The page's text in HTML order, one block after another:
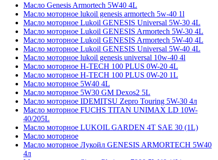
Масло Genesis Armortech 5W40 4L
Масло моторное lukoil genesis armortech 5w-40 1l
Масло моторное Lukoil GENESIS Universal 5W-30 4L
Масло моторное Lukoil GENESIS Armortech 5W-30 4L
Масло моторное Lukoil GENESIS Armortech 5W-40 4L
Масло моторное Lukoil GENESIS Universal 5W-40 4L
Масло моторное lukoil genesis universal 10w-40 4l
Масло моторное H-TECH 100 PLUS 0W-20 4L
Масло моторное H-TECH 100 PLUS 0W-20 1L
Масло моторное 5W40 4L
Масло моторное 5W30 GM Dexos2 5L
Масло моторное IDEMITSU Zepro Touring 5W-30 4л
Масло моторное FUCHS TITAN UNIMAX LD 10W-
40/205L
Масло моторное LUKOIL GARDEN 4Т SAE 30 (1L)
Масло моторное
Масло моторное Лукойл GENESIS ARMORTECH 5W40
4л